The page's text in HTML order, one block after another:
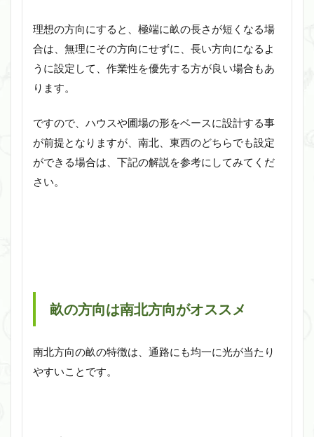
理想の方向にすると、極端に畝の長さが短くなる場
合は、無理にその方向にせずに、長い方向になるよ
うに設定して、作業性を優先する方が良い場合もあ
ります。
ですので、ハウスや圃場の形をベースに設計する事
が前提となりますが、南北、東西のどちらでも設定
ができる場合は、下記の解説を参考にしてみてくだ
さい。
畝の方向は南北方向がオススメ
南北方向の畝の特徴は、通路にも均一に光が当たり
やすいことです。